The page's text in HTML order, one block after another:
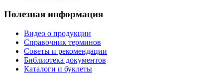
Полезная информация
Видео о продукции
Справочник терминов
Советы и рекомендации
Библиотека документов
Каталоги и буклеты